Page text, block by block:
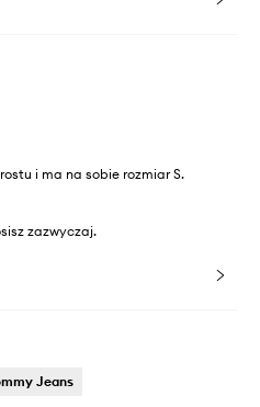
i ma na sobie rozmiar S.
zazwyczaj.
Jeans